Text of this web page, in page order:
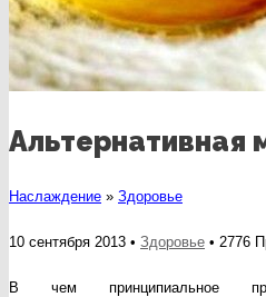
Альтернативная
Наслаждение » Здоровье
10 сентября 2013 • Здоровье • 2776
В чем принципиальное